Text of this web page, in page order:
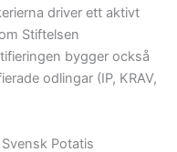
driver ett aktivt
Stiftelsen
bygger också
odlingar (IP, KRAV,
Potatis